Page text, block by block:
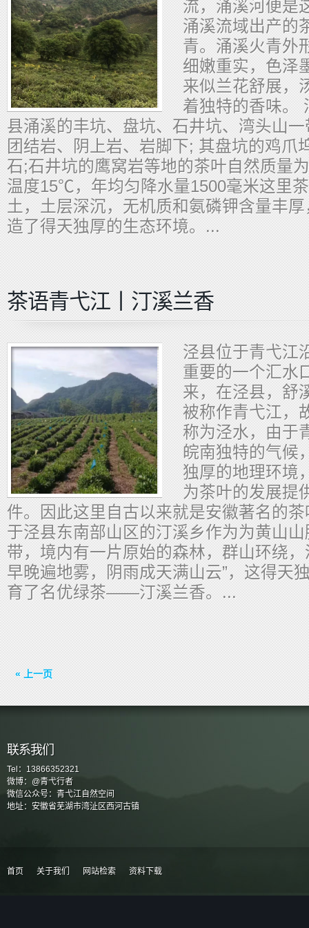
流，涌溪河便是
涌溪流域出产的
青。涌溪火青外
细嫩重实，色泽
来似兰花舒展，
着独特的香味。
县涌溪的丰坑、盘坑、石井坑、湾头山
团结岩、阴上岩、岩脚下; 其盘坑的鸡爪
石;石井坑的鹰窝岩等地的茶叶自然质量
温度15℃，年均匀降水量1500毫米这里
土，土层深沉，无机质和氨磷钾含量丰
造了得天独厚的生态环境。...
茶语青弋江丨汀溪兰香
泾县位于青弋江
重要的一个汇水
来，在泾县，舒
被称作青弋江，
称为泾水，由于
皖南独特的气候
独厚的地理环境
为茶叶的发展提
件。因此这里自古以来就是安徽著名的
于泾县东南部山区的汀溪乡作为为黄山
带，境内有一片原始的森林，群山环绕，
早晚遍地雾，阴雨成天满山云”，这得天
育了名优绿茶——汀溪兰香。...
« 上一页
联系我们
Tel：13866352321
微博：@青弋行者
微信公众号：青弋江自然空间
地址：安徽省芜湖市湾沚区西河古镇
首页 关于我们 网站检索 资料下载